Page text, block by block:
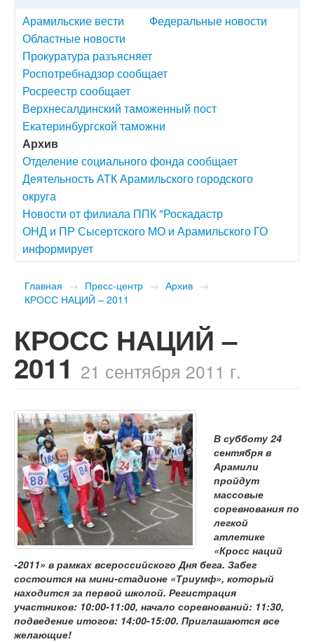
Арамильские вести
Федеральные новости
Областные новости
Прокуратура разъясняет
Роспотребнадзор сообщает
Росреестр сообщает
Верхнесалдинский таможенный пост
Екатеринбургской таможни
Архив
Отделение социального фонда сообщает
Деятельность АТК Арамильского городского
округа
Новости от филиала ППК "Роскадастр
ОНД и ПР Сысертского МО и Арамильского ГО
информирует
Главная → Пресс-центр → Архив →
КРОСС НАЦИЙ – 2011
КРОСС НАЦИЙ –
2011 21 сентября 2011 г.
В субботу 24
сентября в
Арамили
пройдут
массовые
соревнования по
легкой
атлетике
«Кросс наций
-2011» в рамках всероссийского Дня бега. Забег
состоится на мини-стадионе «Триумф», который
находится за первой школой. Регистрация
участников: 10:00-11:00, начало соревнований: 11:30,
подведение итогов: 14:00-15:00. Приглашаются все
желающие!